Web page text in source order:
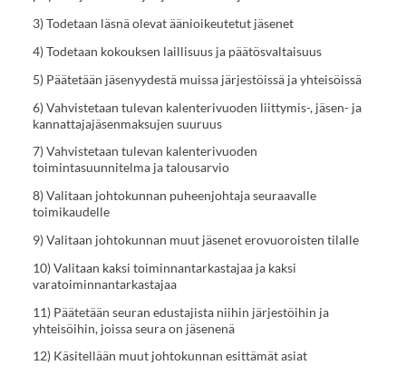
3) Todetaan läsnä olevat äänioikeutetut jäsenet
4) Todetaan kokouksen laillisuus ja päätösvaltaisuus
5) Päätetään jäsenyydestä muissa järjestöissä ja yhteisöissä
6) Vahvistetaan tulevan kalenterivuoden liittymis-, jäsen- ja
kannattajajäsenmaksujen suuruus
7) Vahvistetaan tulevan kalenterivuoden
toimintasuunnitelma ja talousarvio
8) Valitaan johtokunnan puheenjohtaja seuraavalle
toimikaudelle
9) Valitaan johtokunnan muut jäsenet erovuoroisten tilalle
10) Valitaan kaksi toiminnantarkastajaa ja kaksi
varatoiminnantarkastajaa
11) Päätetään seuran edustajista niihin järjestöihin ja
yhteisöihin, joissa seura on jäsenenä
12) Käsitellään muut johtokunnan esittämät asiat